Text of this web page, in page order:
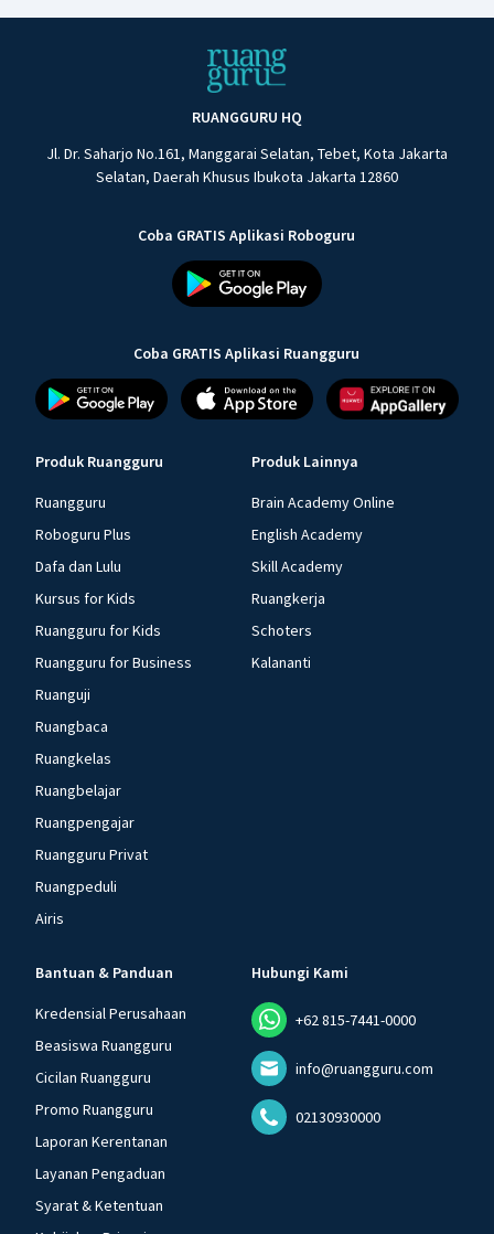
RUANGGURU HQ
Jl. Dr. Saharjo No.161, Manggarai Selatan, Tebet, Kota Jakarta
Selatan, Daerah Khusus Ibukota Jakarta 12860
Coba GRATIS Aplikasi Roboguru
Coba GRATIS Aplikasi Ruangguru
Produk Ruangguru
Ruangguru
Roboguru Plus
Dafa dan Lulu
Kursus for Kids
Ruangguru for Kids
Ruangguru for Business
Ruanguji
Ruangbaca
Ruangkelas
Ruangbelajar
Ruangpengajar
Ruangguru Privat
Ruangpeduli
Airis
Produk Lainnya
Brain Academy Online
English Academy
Skill Academy
Ruangkerja
Schoters
Kalananti
Bantuan & Panduan
Kredensial Perusahaan
Beasiswa Ruangguru
Cicilan Ruangguru
Promo Ruangguru
Laporan Kerentanan
Layanan Pengaduan
Syarat & Ketentuan
Hubungi Kami
+62 815-7441-0000
info@ruangguru.com
02130930000